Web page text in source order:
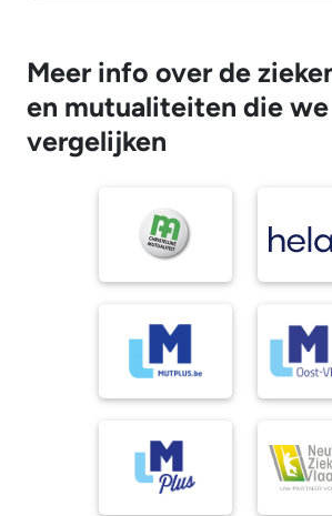
Meer info over de
en mutualiteiten die we
vergelijken